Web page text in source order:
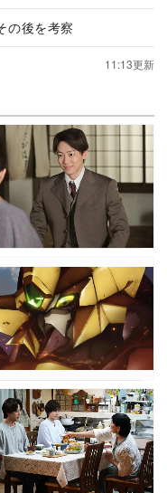
の後を考察
11:13更新